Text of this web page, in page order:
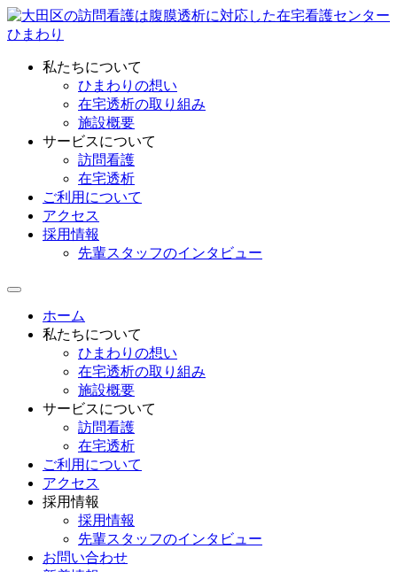
私たちについて
ひまわりの想い
在宅透析の取り組み
施設概要
サービスについて
訪問看護
在宅透析
ご利用について
アクセス
採用情報
先輩スタッフのインタビュー
ホーム
私たちについて
ひまわりの想い
在宅透析の取り組み
施設概要
サービスについて
訪問看護
在宅透析
ご利用について
アクセス
採用情報
採用情報
先輩スタッフのインタビュー
お問い合わせ